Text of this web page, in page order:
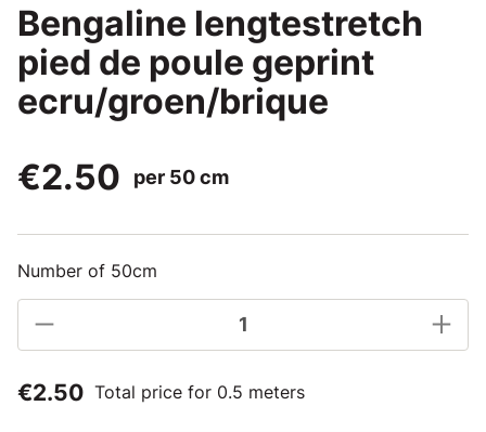
Bengaline lengtestretch
pied de poule geprint
ecru/groen/brique
€2.50
per 50 cm
Number of 50cm
€2.50 Total price for 0.5 meters